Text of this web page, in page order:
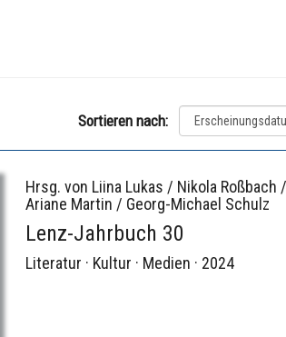
Sortieren nach:
Hrsg. von Liina Lukas / Nikola Roßbach /
Ariane Martin / Georg-Michael Schulz
Lenz-Jahrbuch 30
Literatur · Kultur · Medien · 2024